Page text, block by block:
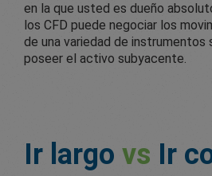
en la que usted es dueño
los CFD puede negociar los
de una variedad de instrumentos
poseer el activo subyacente.
Ir largo vs Ir